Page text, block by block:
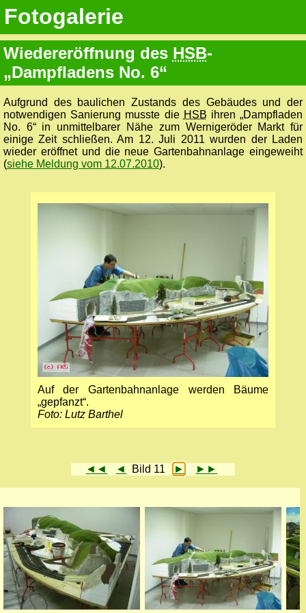
Fotogalerie
Wiedereröffnung des HSB-
„Dampfladens No. 6“
Aufgrund des baulichen Zustands des Gebäudes und der
notwendigen Sanierung musste die HSB ihren „Dampfladen
No. 6“ in unmittelbarer Nähe zum Wernigeröder Markt für
einige Zeit schließen. Am 12. Juli 2011 wurden der Laden
wieder eröffnet und die neue Gartenbahnanlage eingeweiht
(siehe Meldung vom 12.07.2010).
Auf der Gartenbahnanlage werden Bäume
„gepfanzt“.
Foto: Lutz Barthel
◄◄ ◄ Bild 11 ► ►►